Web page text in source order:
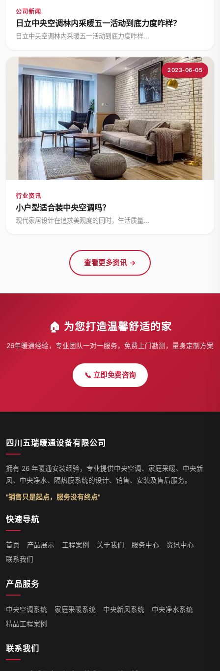
公司新闻
日立中央空调林内采暖五一活动到底力度咋样？
日立中央空调林内采暖五一活动到底力度咋样...
2023-06-05
行业资讯
小户型适合装中央空调吗？
现代家居设计在追求美观度的同时，生活质量...
查看更多资讯 →
🏠 为您打造温馨舒适的家
26年暖通经验，专业团队一对一服务，免费上门勘测，量身定制方案
📞 立即免费咨询
四川五瑞暖通设备有限公司
拥有 26 年暖通安装经验，专业提供中央空调、家庭采暖、中央新
风、中央净水、隔热膜系统的设计、销售、安装及售后服务。
"销售只是起点，服务没有终点"
快速导航
首页 产品展示 工程案例 关于我们 服务中心
资讯中心
联系我们
产品服务
中央空调系统 家庭采暖系统 中央新风系统
中央净水系统
精品工程案例
联系我们